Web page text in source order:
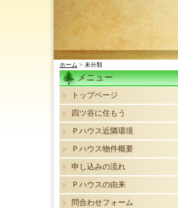
ホーム > 未分類
メニュー
トップページ
四ツ谷に住もう
Ｐハウス近隣環境
Ｐハウス物件概要
申し込みの流れ
Ｐハウスの由来
問合わせフォーム